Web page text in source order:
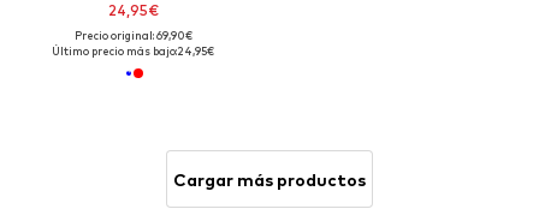
24,95€
Precio original: 69,90€
Último precio más bajo:24,95€
Cargar más productos